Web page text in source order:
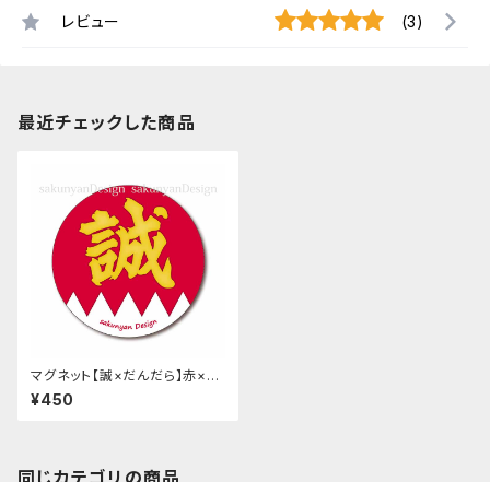
レビュー (3)
最近チェックした商品
マグネット【誠×だんだら】赤×黄
文字 38mm
¥450
同じカテゴリの商品